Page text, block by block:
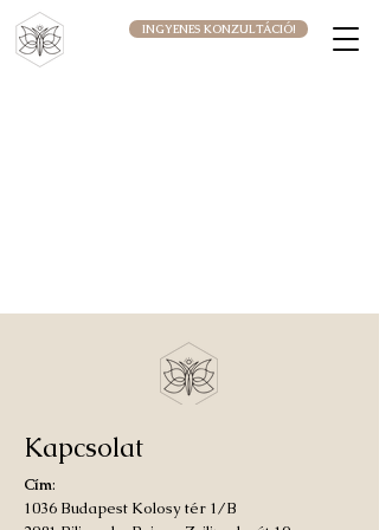
INGYENES KONZULTÁCIÓ!
Kapcsolat
Cím:
1036 Budapest Kolosy tér 1/B